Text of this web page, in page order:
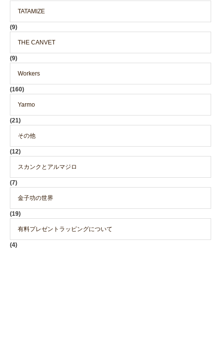
TATAMIZE
(9)
THE CANVET
(9)
Workers
(160)
Yarmo
(21)
その他
(12)
スカンクとアルマジロ
(7)
金子功の世界
(19)
有料プレゼントラッピングについて
(4)